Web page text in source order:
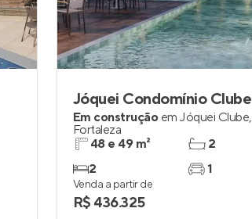
Jóquei Condomínio Clube
Em construção em Jóquei Clube,
Fortaleza
48 e 49 m²
2
2
1
Venda a partir de
R$ 436.325